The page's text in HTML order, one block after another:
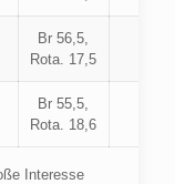
Br 56,5,
Rota. 17,5
Br 55,5,
Rota. 18,6
Interesse